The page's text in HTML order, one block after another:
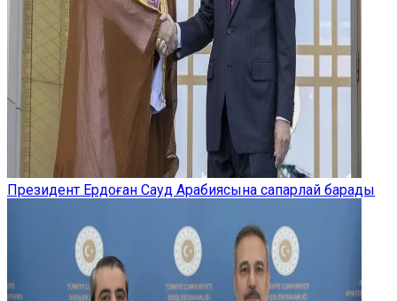
Президент Ердоған Сауд Арабиясына сапарлай барады